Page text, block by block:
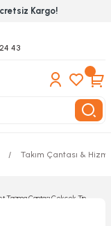
Kargo!
43
Takım Çantası &